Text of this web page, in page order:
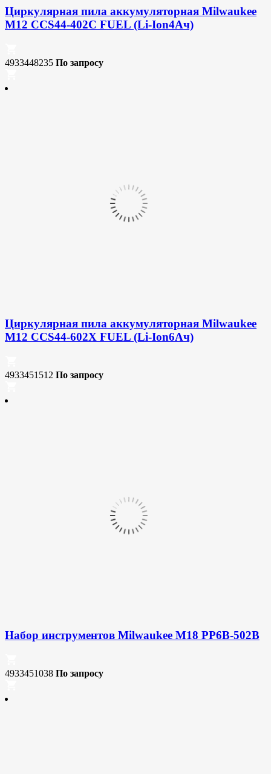
Циркулярная пила аккумуляторная Milwaukee
M12 CCS44-402C FUEL (Li-Ion4Ач)
4933448235 По запросу
Циркулярная пила аккумуляторная Milwaukee
M12 CCS44-602X FUEL (Li-Ion6Ач)
4933451512 По запросу
Набор инструментов Milwaukee M18 PP6B-502B
4933451038 По запросу